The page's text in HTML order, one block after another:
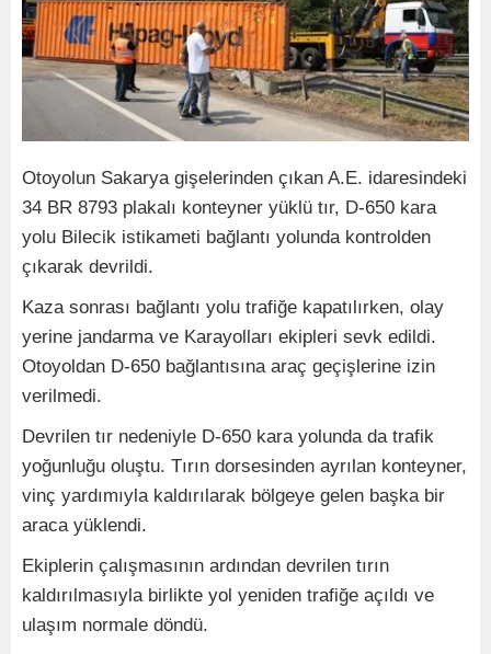
Otoyolun Sakarya gişelerinden çıkan A.E. idaresindeki
34 BR 8793 plakalı konteyner yüklü tır, D-650 kara
yolu Bilecik istikameti bağlantı yolunda kontrolden
çıkarak devrildi.
Kaza sonrası bağlantı yolu trafiğe kapatılırken, olay
yerine jandarma ve Karayolları ekipleri sevk edildi.
Otoyoldan D-650 bağlantısına araç geçişlerine izin
verilmedi.
Devrilen tır nedeniyle D-650 kara yolunda da trafik
yoğunluğu oluştu. Tırın dorsesinden ayrılan konteyner,
vinç yardımıyla kaldırılarak bölgeye gelen başka bir
araca yüklendi.
Ekiplerin çalışmasının ardından devrilen tırın
kaldırılmasıyla birlikte yol yeniden trafiğe açıldı ve
ulaşım normale döndü.